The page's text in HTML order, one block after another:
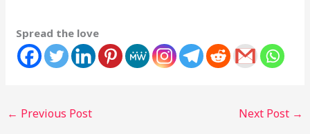
Spread the love
← Previous Post Next Post →